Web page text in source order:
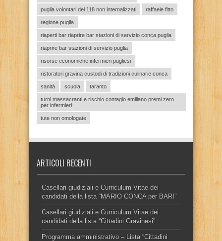
puglia volontari del 118 non internalizzati raffaele fitto
regione puglia
riaperti bar riaprire bar stazioni di servizio conca puglia
riaprire bar stazioni di servizio puglia
risorse economiche infermieri pugliesi
ristoratori gravina custodi di tradizioni culinarie conca
sanità scuola taranto
turni massacranti e rischio contagio emiliano premi zero
per infermieri
tute non omologate
ARTICOLI RECENTI
Casellari giudiziali e Curriculum Vitae dei
candidati della lista “MARIO CONCA per BARI”
Casellari giudiziali e Curriculum Vitae dei
candidati della lista “Cittadini Gravinesi”
Programma amministrativo – Lista “Cittadini